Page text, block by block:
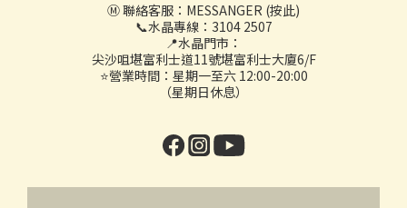
Ⓜ️ 聯絡客服： MESSANGER (按此)
📞水晶專線：3104 2507
📍水晶門市：
尖沙咀堪富利士道11號堪富利士大廈6/F
⭐營業時間：星期一至六 12:00-20:00
（星期日休息）